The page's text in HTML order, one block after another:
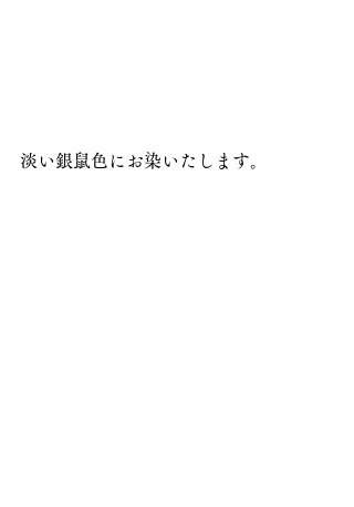
淡い銀鼠色にお染いたします。